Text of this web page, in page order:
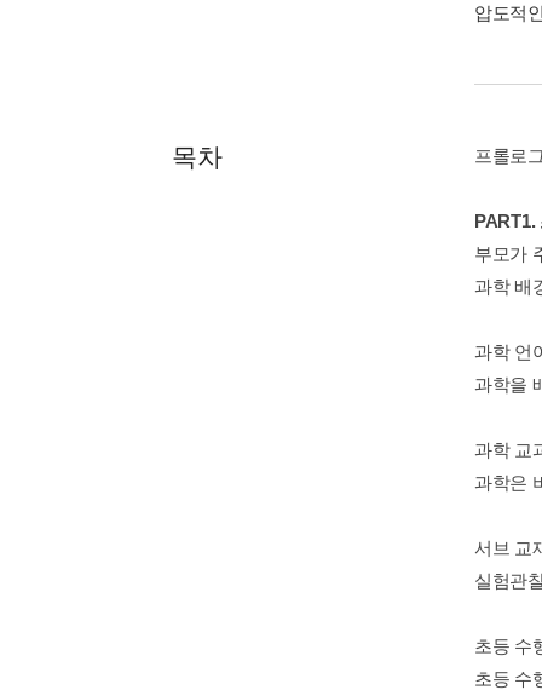
압도적
목차 프롤로
PART1.
부모가
과학 배
과학 언
과학을
과학 교
과학은
서브 교
실험관
초등 수
초등 수